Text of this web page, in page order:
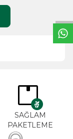
SAĞLAM
PAKETLEME